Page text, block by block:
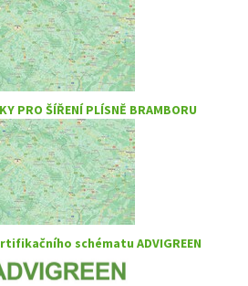
PRO ŠÍŘENÍ PLÍSNĚ BRAMBORU
schématu ADVIGREEN